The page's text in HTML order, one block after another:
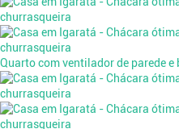
Quarto com ventilador de parede